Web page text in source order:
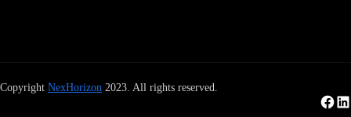
Copyright NexHorizon 2023. All rights reserved.
Facebook LinkedIn